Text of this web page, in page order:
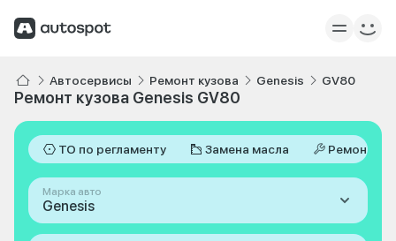
Автосервисы Ремонт кузова Genesis GV80
Ремонт кузова Genesis GV80
ТО по регламенту Замена масла Ремонт
Марка авто
Genesis